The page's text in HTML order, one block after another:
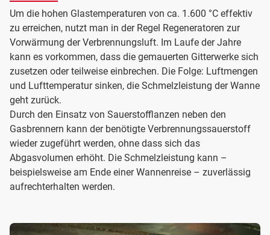
Um die hohen Glastemperaturen von ca. 1.600 °C effektiv
zu erreichen, nutzt man in der Regel Regeneratoren zur
Vorwärmung der Verbrennungsluft. Im Laufe der Jahre
kann es vorkommen, dass die gemauerten Gitterwerke sich
zusetzen oder teilweise einbrechen. Die Folge: Luftmengen
und Lufttemperatur sinken, die Schmelzleistung der Wanne
geht zurück.
Durch den Einsatz von Sauerstofflanzen neben den
Gasbrennern kann der benötigte Verbrennungssauerstoff
wieder zugeführt werden, ohne dass sich das
Abgasvolumen erhöht. Die Schmelzleistung kann –
beispielsweise am Ende einer Wannenreise – zuverlässig
aufrechterhalten werden.